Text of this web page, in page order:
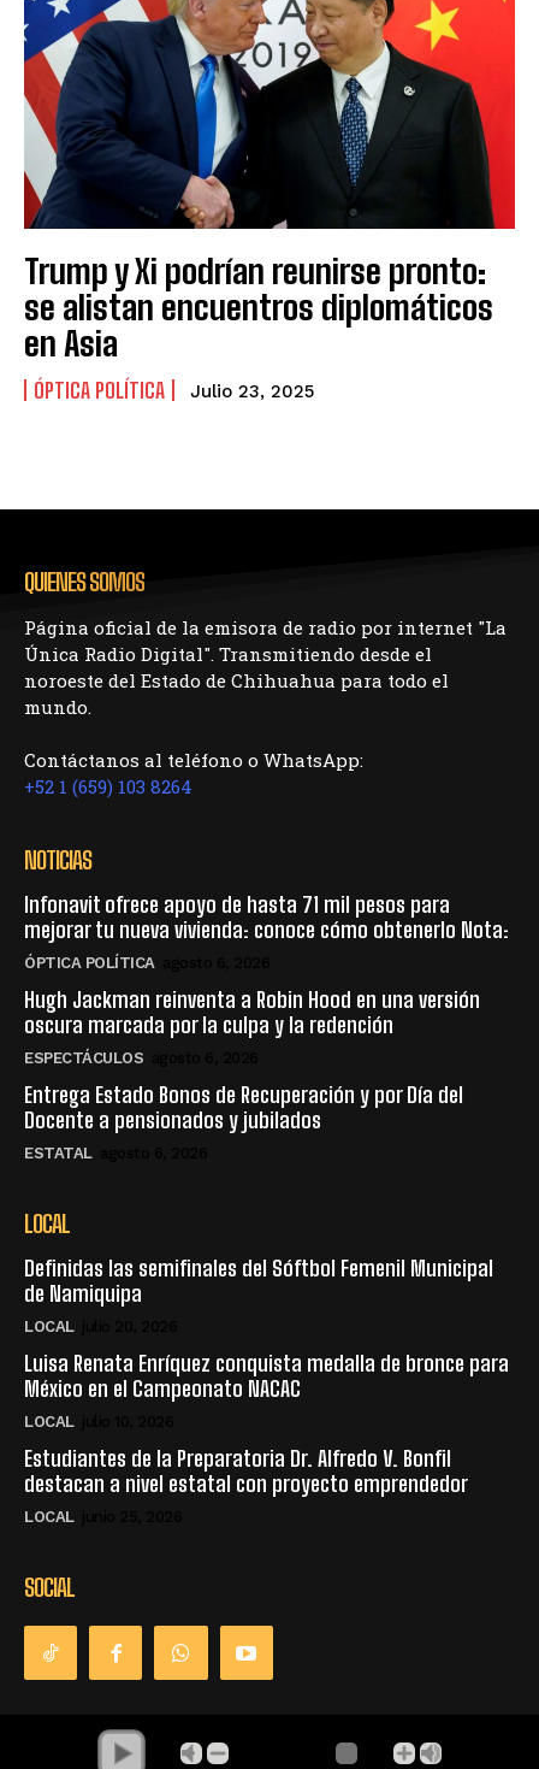
Trump y Xi podrían reunirse pronto:
se alistan encuentros diplomáticos
en Asia
ÓPTICA POLÍTICA Julio 23, 2025
QUIENES SOMOS
Página oficial de la emisora de radio por internet "La
Única Radio Digital". Transmitiendo desde el
noroeste del Estado de Chihuahua para todo el
mundo.
Contáctanos al teléfono o WhatsApp:
+52 1 (659) 103 8264
NOTICIAS
Infonavit ofrece apoyo de hasta 71 mil pesos para
mejorar tu nueva vivienda: conoce cómo obtenerlo Nota:
ÓPTICA POLÍTICA
Hugh Jackman reinventa a Robin Hood en una versión
oscura marcada por la culpa y la redención
ESPECTÁCULOS
Entrega Estado Bonos de Recuperación y por Día del
Docente a pensionados y jubilados
ESTATAL
LOCAL
Definidas las semifinales del Sóftbol Femenil Municipal
de Namiquipa
LOCAL
Luisa Renata Enríquez conquista medalla de bronce para
México en el Campeonato NACAC
LOCAL
Estudiantes de la Preparatoria Dr. Alfredo V. Bonfil
destacan a nivel estatal con proyecto emprendedor
LOCAL
SOCIAL